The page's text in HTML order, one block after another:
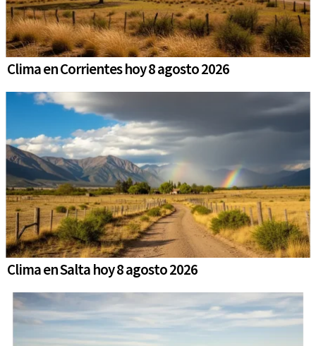
Clima en Corrientes hoy 8 agosto 2026
Clima en Salta hoy 8 agosto 2026